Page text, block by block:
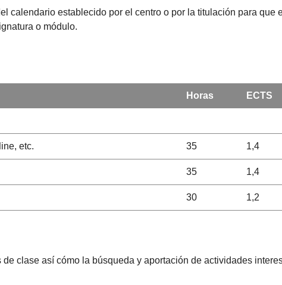
calendario establecido por el centro o por la titulación para
o módulo.
Horas ECTS
etc. 35 1,4
35 1,4
30 1,2
clase así cómo la búsqueda y aportación de actividades